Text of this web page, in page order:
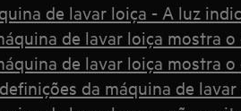
de lavar loiça - A luz
de lavar loiça mostra
de lavar loiça mostra
da máquina de